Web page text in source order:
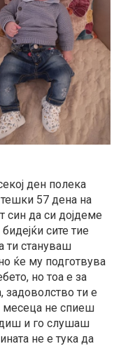
ден полека
57 дена на
син да си дојдеме
сите тие
ти стануваш
ќе му подготвува
но тоа е за
задоволство ти е
месеца не спиеш
и го слушаш
не е тука да